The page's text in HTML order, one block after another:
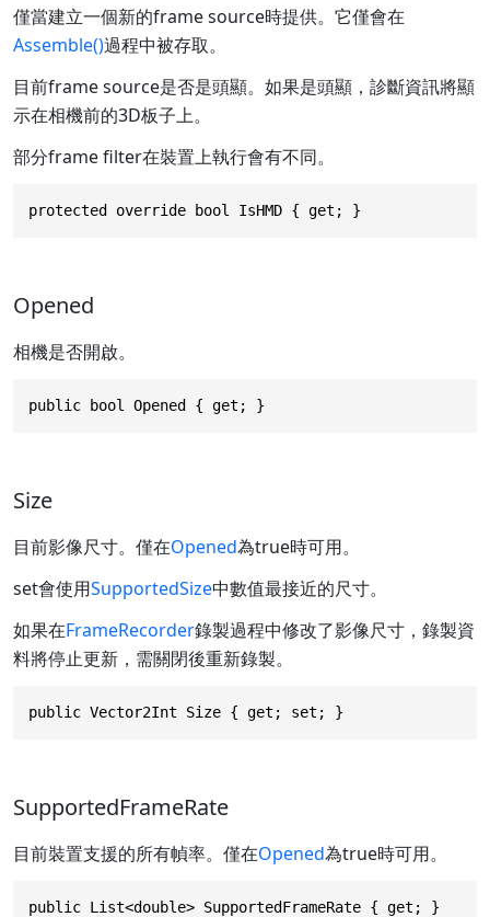
僅當建立一個新的frame source時提供。它僅會在
Assemble()過程中被存取。
目前frame source是否是頭顯。如果是頭顯，診斷資訊將顯
示在相機前的3D板子上。
部分frame filter在裝置上執行會有不同。
protected override bool IsHMD { get; }
Opened
相機是否開啟。
public bool Opened { get; }
Size
目前影像尺寸。僅在Opened為true時可用。
set會使用SupportedSize中數值最接近的尺寸。
如果在FrameRecorder錄製過程中修改了影像尺寸，錄製資
料將停止更新，需關閉後重新錄製。
public Vector2Int Size { get; set; }
SupportedFrameRate
目前裝置支援的所有幀率。僅在Opened為true時可用。
public List<double> SupportedFrameRate { get; }